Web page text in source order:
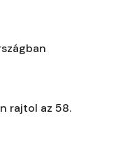
rajtol az 58.